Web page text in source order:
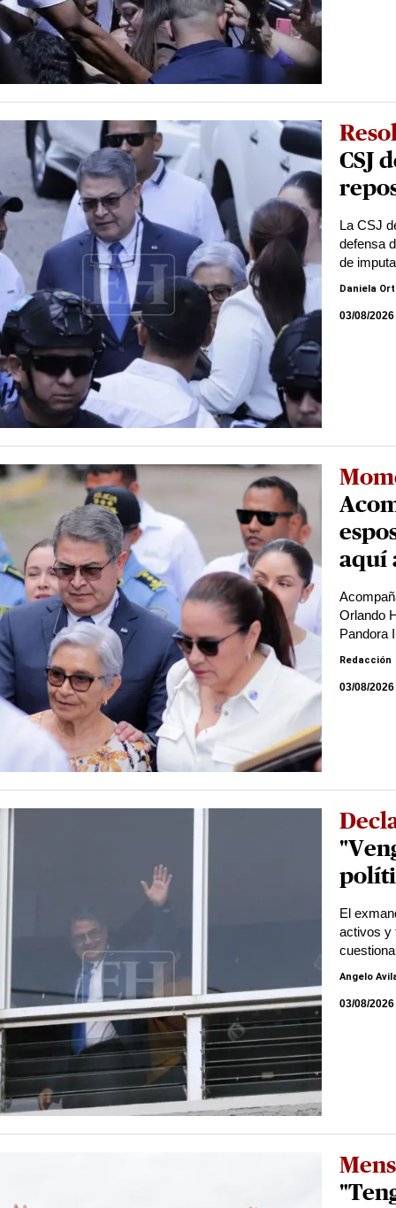
CSJ
La CSJ
defensa
de
Daniela
03/08/2026
aquí
Orlando
Pandora
Redacción
03/08/2026
El
activos y
Angelo
03/08/2026